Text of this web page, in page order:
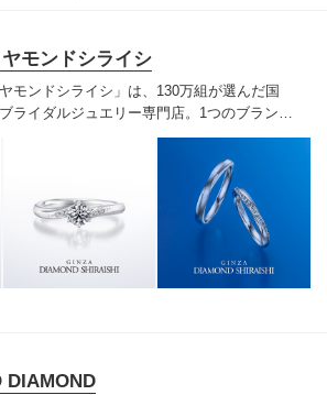
モンドシライシ
ヤモンドシライシ」は、130万組が選んだ国
ライダルジュエリー専門店。1つのブランド
大級の700種類以上の豊富なデザインを取り
の「似合う」と「好き」を同時に叶えた満
きる指輪をご提案しています。多くのお客
ただけている、一生身に着けるための指輪
や購入後のアフターサービスをぜひ一度店
ください。
DIAMOND